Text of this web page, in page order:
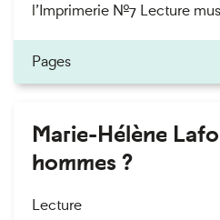
l’Imprimerie n°7 Lecture
Pages
Marie-Hélène
hommes ?
Lecture